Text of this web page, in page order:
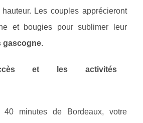
Les couples apprécieront
et bougies pour sublimer leur
gascogne.
et les activités
40 minutes de Bordeaux, votre